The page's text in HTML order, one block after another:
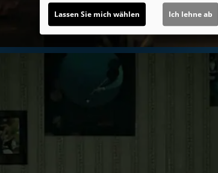
Lassen Sie mich wählen Ich lehne ab